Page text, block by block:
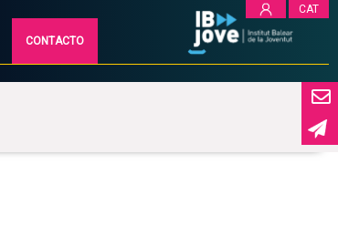
CAT
CONTACTO